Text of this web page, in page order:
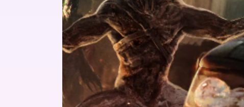
2023.
Эфир
от
15.08.23